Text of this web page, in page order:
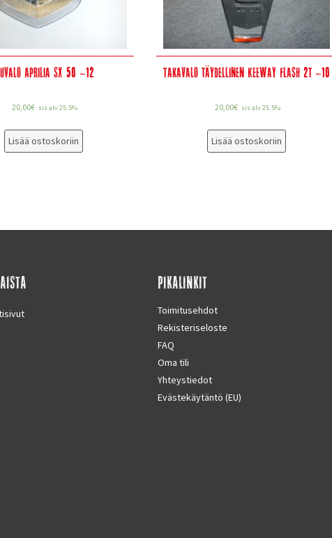
Aprilia SX 50 -12
20,00€ sis alv 25.5%
Lisää ostoskoriin
Takavalo täydellinen Keeway Flash 2t -10
20,00€ sis alv 25.5%
Lisää ostoskoriin
PIKALINKIT
Toimitusehdot
Rekisteriseloste
FAQ
Oma tili
Yhteystiedot
Evästekäytäntö (EU)